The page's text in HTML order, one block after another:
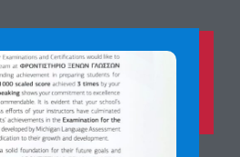
μας τώρα στο
8028149
πληροφορίες